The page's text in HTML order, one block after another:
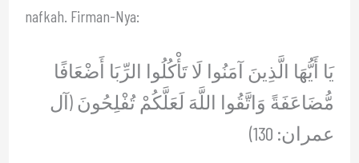
nafkah. Firman-Nya:
يَا أَيُّهَا الَّذِينَ آمَنُوا لَا تَأْكُلُوا الرِّبَا أَضْعَافًا
مُّضَاعَفَةً وَاتَّقُوا اللَّهَ لَعَلَّكُمْ تُفْلِحُونَ (آل
عمران: 130)